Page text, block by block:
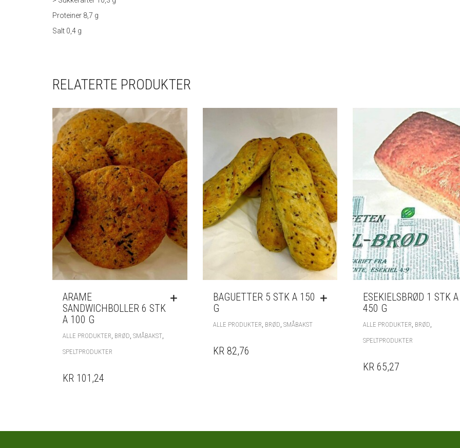
Proteiner 8,7 g
Salt 0,4 g
RELATERTE PRODUKTER
ARAME
SANDWICHBOLLER 6 STK
A 100 G
ALLE PRODUKTER BRØD SMÅBAKST
SPELTPRODUKTER
KR 101,24
BAGUETTER 5 STK A 150
G
ALLE PRODUKTER BRØD SMÅBAKST
KR 82,76
ESEKIELSBRØD 1 STK A
450 G
ALLE PRODUKTER BRØD
SPELTPRODUKTER
KR 65,27